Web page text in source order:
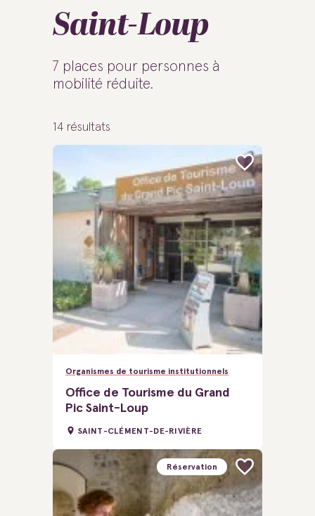
Saint-Loup
7 places pour personnes à
mobilité réduite.
14 résultats
Organismes de tourisme institutionnels
Office de Tourisme du Grand
Pic Saint-Loup
SAINT-CLÉMENT-DE-RIVIÈRE
Réservation